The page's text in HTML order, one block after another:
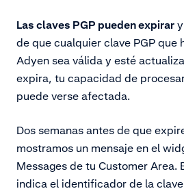
Las claves PGP pueden expirar
de que cualquier clave PGP que
Adyen sea válida y esté
expira, tu capacidad de
puede verse afectada.
Dos semanas antes de que
mostramos un mensaje en el
Messages de tu Customer Area.
indica el identificador de la